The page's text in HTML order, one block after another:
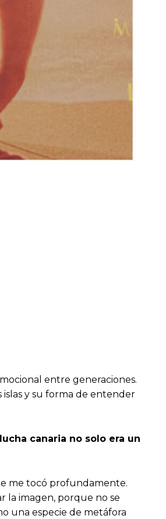
entre generaciones.
y su forma de entender
canaria no solo era un
me tocó profundamente.
la imagen, porque no se
una especie de metáfora